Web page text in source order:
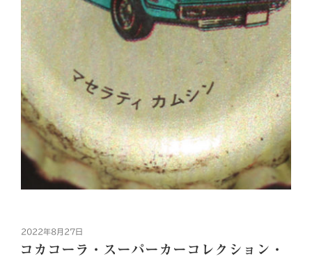
投
日:
2022年8月27日
コカコーラ・スーパーカーコレクション・